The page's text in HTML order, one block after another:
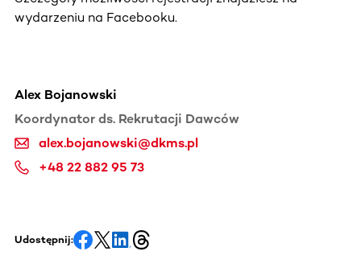
wydarzeniu na Facebooku.
Alex Bojanowski
Koordynator ds. Rekrutacji Dawców
alex.bojanowski@dkms.pl
+48 22 882 95 73
Udostępnij: